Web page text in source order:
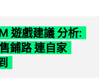
遊戲建議 分析:
鋪路 連自家